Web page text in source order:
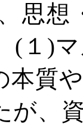
思想
( １ )
本質
が、